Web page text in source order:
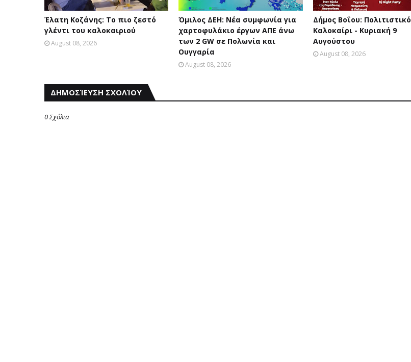
Έλατη Κοζάνης: Το πιο ζεστό
γλέντι του καλοκαιριού
August 08, 2026
Όμιλος ΔΕΗ: Νέα συμφωνία για
χαρτοφυλάκιο έργων ΑΠΕ άνω
των 2 GW σε Πολωνία και
Ουγγαρία
August 08, 2026
Δήμος Βοΐου: Πολιτιστικό
Καλοκαίρι - Κυριακή 9
Αυγούστου
August 08, 2026
ΔΗΜΟΣΊΕΥΣΗ ΣΧΟΛΊΟΥ
0 Σχόλια